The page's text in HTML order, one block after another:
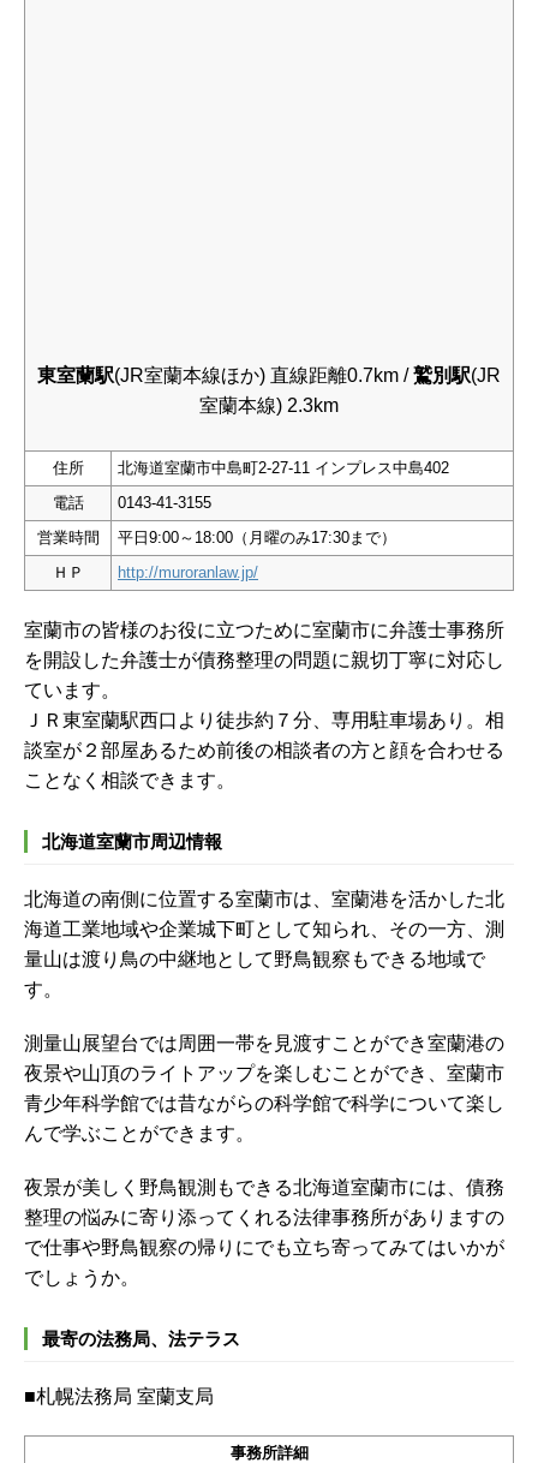
東室蘭駅(JR室蘭本線ほか) 直線距離0.7km /鷲別駅(JR
室蘭本線) 2.3km
住所
北海道室蘭市中島町2-27-11 インプレス中島402
電話
0143-41-3155
営業時間
平日9:00～18:00（月曜のみ17:30まで）
ＨＰ
http://muroranlaw.jp/
室蘭市の皆様のお役に立つために室蘭市に弁護士事務所
を開設した弁護士が債務整理の問題に親切丁寧に対応し
ています。
ＪＲ東室蘭駅西口より徒歩約７分、専用駐車場あり。相
談室が２部屋あるため前後の相談者の方と顔を合わせる
ことなく相談できます。
北海道室蘭市周辺情報
北海道の南側に位置する室蘭市は、室蘭港を活かした北
海道工業地域や企業城下町として知られ、その一方、測
量山は渡り鳥の中継地として野鳥観察もできる地域で
す。
測量山展望台では周囲一帯を見渡すことができ室蘭港の
夜景や山頂のライトアップを楽しむことができ、室蘭市
青少年科学館では昔ながらの科学館で科学について楽し
んで学ぶことができます。
夜景が美しく野鳥観測もできる北海道室蘭市には、債務
整理の悩みに寄り添ってくれる法律事務所がありますの
で仕事や野鳥観察の帰りにでも立ち寄ってみてはいかが
でしょうか。
最寄の法務局、法テラス
■札幌法務局 室蘭支局
事務所詳細